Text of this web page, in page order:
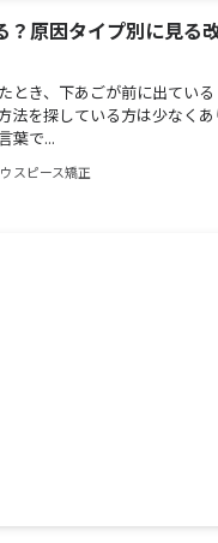
？原因タイプ別に見る
とき、下あごが前に出てい
法を探している方は少なく
葉で...
スピース矯正